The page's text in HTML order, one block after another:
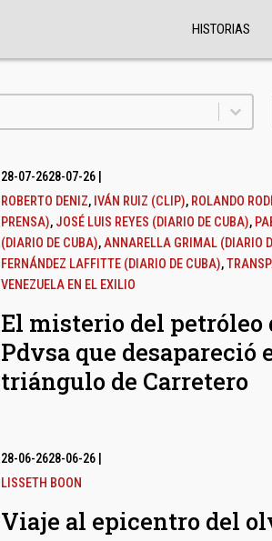
HISTORIAS
28-07-2628-07-26
ROBERTO DENIZ, IVÁN RUIZ (CLIP), ROLANDO
PRENSA), JOSÉ LUIS REYES (DIARIO DE CUBA),
(DIARIO DE CUBA),ANNARELLA GRIMAL (DIARIO
FERNÁNDEZ LAFFITTE (DIARIO DE CUBA),
VENEZUELA EN EL EXILIO
El misterio del petróleo
Pdvsa que desapareció
triángulo de Carretero
28-06-2628-06-26
LISSETH BOON
Viaje al epicentro del